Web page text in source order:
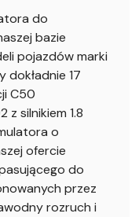
do
bazie
pojazdów marki
dokładnie 17
C50
silnikiem 1.8
o
ofercie
do
przez
rozruch i